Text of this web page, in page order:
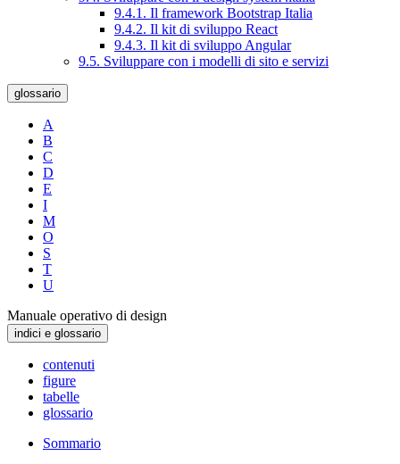
9.4.1. Il framework Bootstrap Italia
9.4.2. Il kit di sviluppo React
9.4.3. Il kit di sviluppo Angular
9.5. Sviluppare con i modelli di sito e servizi
glossario
A
B
C
D
E
I
M
O
S
T
U
Manuale operativo di design
indici e glossario
contenuti
figure
tabelle
glossario
Sommario